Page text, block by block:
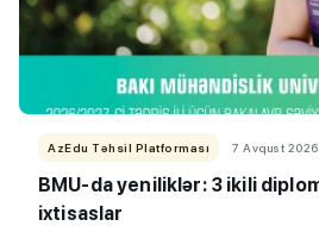
AzEdu Təhsil Platforması 7 Avqust
BMU-da yeniliklər: 3 ikili
ixtisaslar